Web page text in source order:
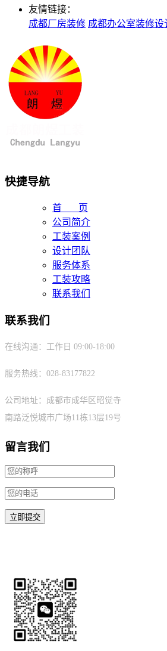
友情链接：
成都厂房装修 成都办公室装修设
快捷导航
首 页
公司简介
工装案例
设计团队
服务体系
工装攻略
联系我们
联系我们
在线沟通：工作日 09:00-18:00
服务热线：028-83177822
公司地址：成都市成华区昭觉寺
南路泛悦城市广场11栋13层19号
留言我们